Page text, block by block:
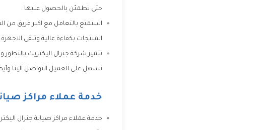
حتى تطمئن بالحصول عليها .
استمتع بالتعامل مع اكبر فريق من
المنتجات بكفاءة عالية وتبقى
تتميز شركة جنرال اليكتريك
نسهل على العميل التواصل الينا
خدمة عملاء مراكز
خدمة عملاء مراكز صيانة جنرال